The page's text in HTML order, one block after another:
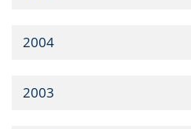
2004
2003